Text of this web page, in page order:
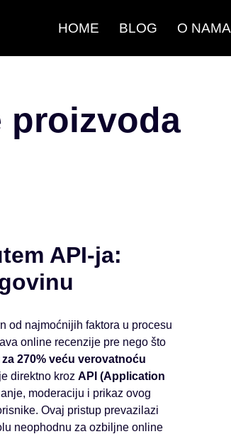
HOME BLOG O NAMA
proizvoda
API-ja:
od najmoćnijih faktora u procesu
online recenzije pre nego što
za 270% veću verovatnoću
direktno kroz API (Application
moderaciju i prikaz ovog
Ovaj pristup prevazilazi
neophodnu za ozbiljne online